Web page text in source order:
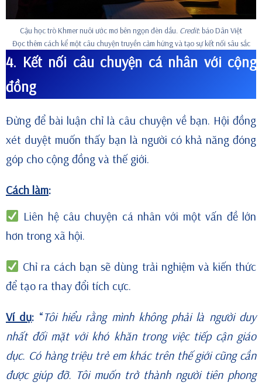
Cậu học trò Khmer nuôi ước mơ bên ngọn đèn dầu. Credit: báo Dân Việt
Đọc thêm cách kể một câu chuyện truyền cảm hứng và tạo sự kết nối sâu sắc
4. Kết nối câu chuyện cá nhân với cộng
đồng
Đừng để bài luận chỉ là câu chuyện về bạn. Hội đồng
xét duyệt muốn thấy bạn là người có khả năng đóng
góp cho cộng đồng và thế giới.
Cách làm:
Liên hệ câu chuyện cá nhân với một vấn đề lớn
hơn trong xã hội.
Chỉ ra cách bạn sẽ dùng trải nghiệm và kiến thức
để tạo ra thay đổi tích cực.
Ví dụ: “Tôi hiểu rằng mình không phải là người duy
nhất đối mặt với khó khăn trong việc tiếp cận giáo
dục. Có hàng triệu trẻ em khác trên thế giới cũng cần
được giúp đỡ. Tôi muốn trở thành người tiên phong